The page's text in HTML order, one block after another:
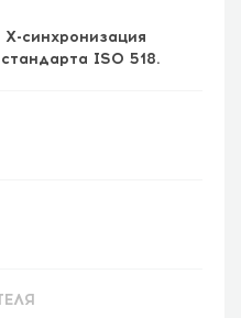
синхронизация
ISO 518.